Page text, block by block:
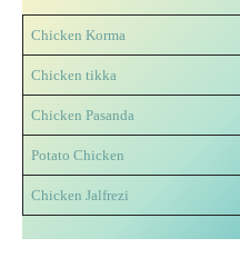
Chicken Korma
Chicken tikka
Chicken Pasanda
Potato Chicken
Chicken Jalfrezi